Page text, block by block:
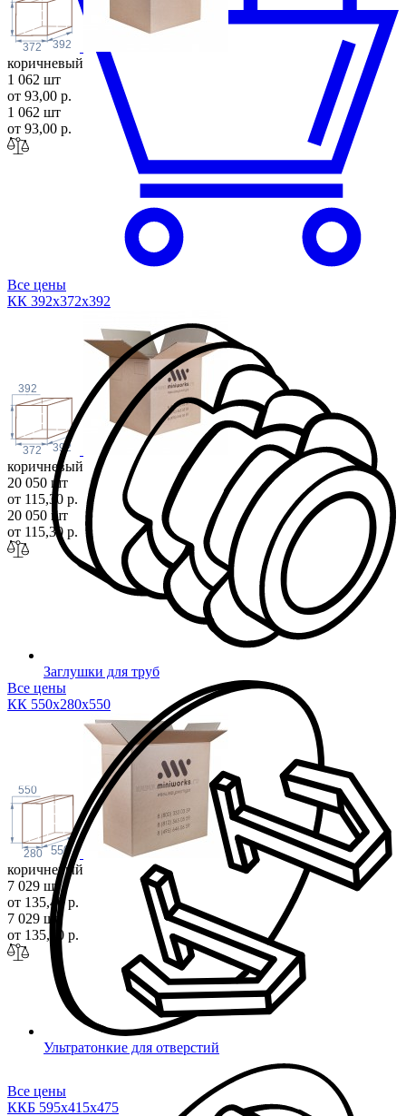
Заглушки для труб
Ультратонкие для отверстий
372 392
коричневый
1 062 шт
от 93,00 р.
1 062 шт
от 93,00 р.
Все цены
КК 392х372х392
372
392
392
коричневый
20 050 шт
от 115,30 р.
20 050 шт
от 115,30 р.
Все цены
КК 550х280х550
280
550
550
коричневый
7 029 шт
от 135,40 р.
7 029 шт
от 135,40 р.
Все цены
ККБ 595х415х475